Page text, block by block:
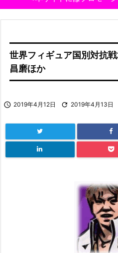
世界フィギュア国別対抗
昌磨ほか
 2019年4月12日  2019年4月13日